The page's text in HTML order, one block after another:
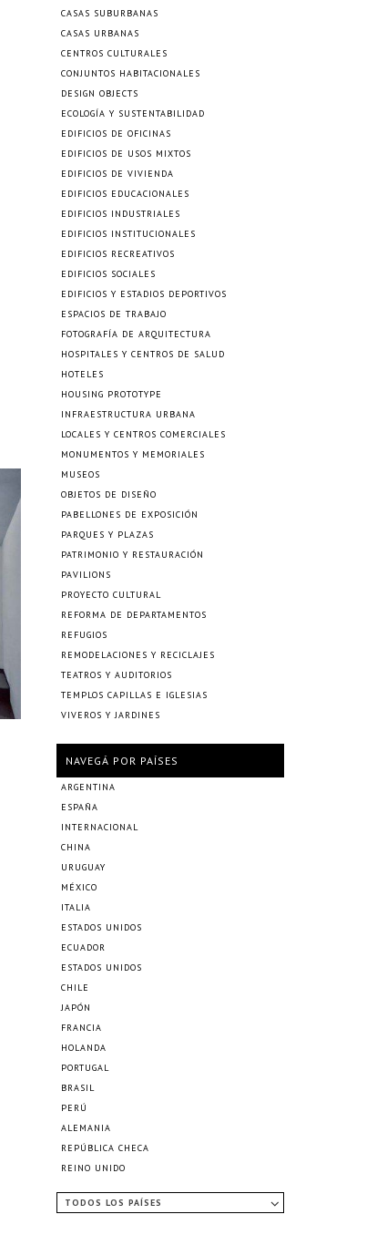
CASAS SUBURBANAS
CASAS URBANAS
CENTROS CULTURALES
CONJUNTOS HABITACIONALES
DESIGN OBJECTS
ECOLOGÍA Y SUSTENTABILIDAD
EDIFICIOS DE OFICINAS
EDIFICIOS DE USOS MIXTOS
EDIFICIOS DE VIVIENDA
EDIFICIOS EDUCACIONALES
EDIFICIOS INDUSTRIALES
EDIFICIOS INSTITUCIONALES
EDIFICIOS RECREATIVOS
EDIFICIOS SOCIALES
EDIFICIOS Y ESTADIOS DEPORTIVOS
ESPACIOS DE TRABAJO
FOTOGRAFÍA DE ARQUITECTURA
HOSPITALES Y CENTROS DE SALUD
HOTELES
HOUSING PROTOTYPE
INFRAESTRUCTURA URBANA
LOCALES Y CENTROS COMERCIALES
MONUMENTOS Y MEMORIALES
MUSEOS
OBJETOS DE DISEÑO
PABELLONES DE EXPOSICIÓN
PARQUES Y PLAZAS
PATRIMONIO Y RESTAURACIÓN
PAVILIONS
PROYECTO CULTURAL
REFORMA DE DEPARTAMENTOS
REFUGIOS
REMODELACIONES Y RECICLAJES
TEATROS Y AUDITORIOS
TEMPLOS CAPILLAS E IGLESIAS
VIVEROS Y JARDINES
NAVEGÁ POR PAÍSES
ARGENTINA
ESPAÑA
INTERNACIONAL
CHINA
URUGUAY
MÉXICO
ITALIA
ESTADOS UNIDOS
ECUADOR
ESTADOS UNIDOS
CHILE
JAPÓN
FRANCIA
HOLANDA
PORTUGAL
BRASIL
PERÚ
ALEMANIA
REPÚBLICA CHECA
REINO UNIDO
TODOS LOS PAÍSES